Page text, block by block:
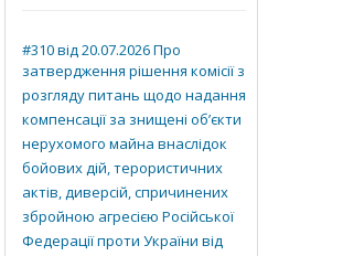
#310 від 20.07.2026 Про
затвердження рішення комісії з
розгляду питань щодо надання
компенсації за знищені об’єкти
нерухомого майна внаслідок
бойових дій, терористичних
актів, диверсій, спричинених
збройною агресією Російської
Федерації проти України від